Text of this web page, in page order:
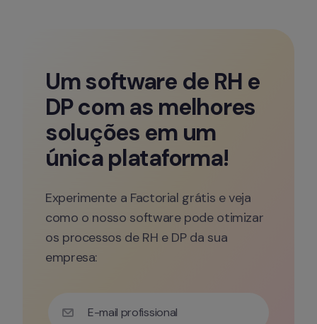
Um software de RH e
DP com as melhores
soluções em um
única plataforma!
Experimente a Factorial grátis e veja
como o nosso software pode otimizar
os processos de RH e DP da sua
empresa:
E-mail profissional